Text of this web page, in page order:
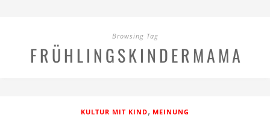
Browsing Tag
FRÜHLINGSKINDERMAMA
KULTUR MIT KIND, MEINUNG